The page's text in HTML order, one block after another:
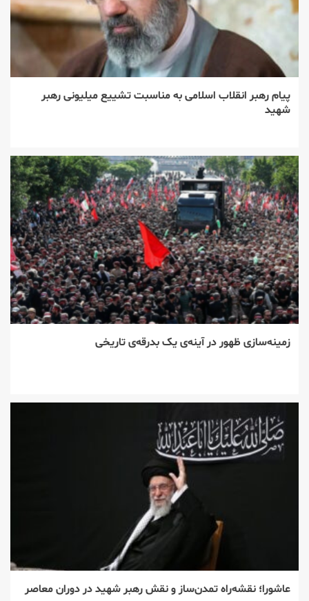
پیام رهبر انقلاب اسلامی به مناسبت تشییع میلیونی رهبر
شهید
زمینه‌سازی ظهور در آینه‌ی یک بدرقه‌ی تاریخی
عاشورا؛ نقشه‌راه تمدن‌ساز و نقش رهبر شهید در دوران معاصر